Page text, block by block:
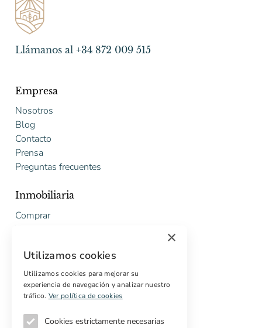
Llámanos al +34 872 009 515
Empresa
Nosotros
Blog
Contacto
Prensa
Preguntas frecuentes
Inmobiliaria
Comprar
Presupuesto gratuito de rehabilitación
Servicios
Marketing digital
Propiedades off-market
×
Utilizamos cookies
Utilizamos cookies para mejorar su
experiencia de navegación y analizar nuestro
tráfico. Ver política de cookies
Cookies estrictamente necesarias